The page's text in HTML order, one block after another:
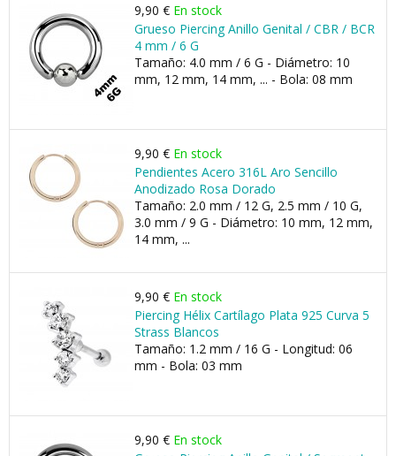
9,90 € En stock
Grueso Piercing Anillo Genital / CBR / BCR
4 mm / 6 G
Tamaño: 4.0 mm / 6 G - Diámetro: 10
mm, 12 mm, 14 mm, ... - Bola: 08 mm
9,90 € En stock
Pendientes Acero 316L Aro Sencillo
Anodizado Rosa Dorado
Tamaño: 2.0 mm / 12 G, 2.5 mm / 10 G,
3.0 mm / 9 G - Diámetro: 10 mm, 12 mm,
14 mm, ...
9,90 € En stock
Piercing Hélix Cartílago Plata 925 Curva 5
Strass Blancos
Tamaño: 1.2 mm / 16 G - Longitud: 06
mm - Bola: 03 mm
9,90 € En stock